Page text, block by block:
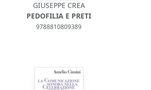
GIUSEPPE CREA
PEDOFILIA E PRETI
9788810809389